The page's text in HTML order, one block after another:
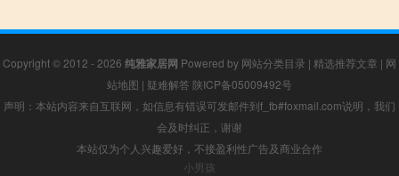
Copyright © 2012 - 2026 纯雅家居网 Powered by 网站分类目录 | 精选推荐文章 | 网
站地图 | 疑难解答 陕ICP备05009492号
声明：本站内容来自互联网，如信息有错误可发邮件到f_fb#foxmail.com说明，我们
会及时纠正，谢谢
本站仅为个人兴趣爱好，不接盈利性广告及商业合作
小男孩